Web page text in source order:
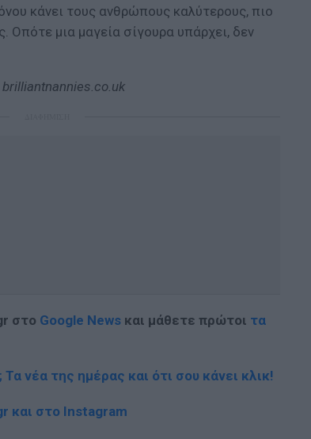
κάνει τους ανθρώπους καλύτερους, πιο
Οπότε μια μαγεία σίγουρα υπάρχει, δεν
στο Google News και μάθετε πρώτοι τα
νέα της ημέρας και ότι σου κάνει κλικ!
και στο Instagram